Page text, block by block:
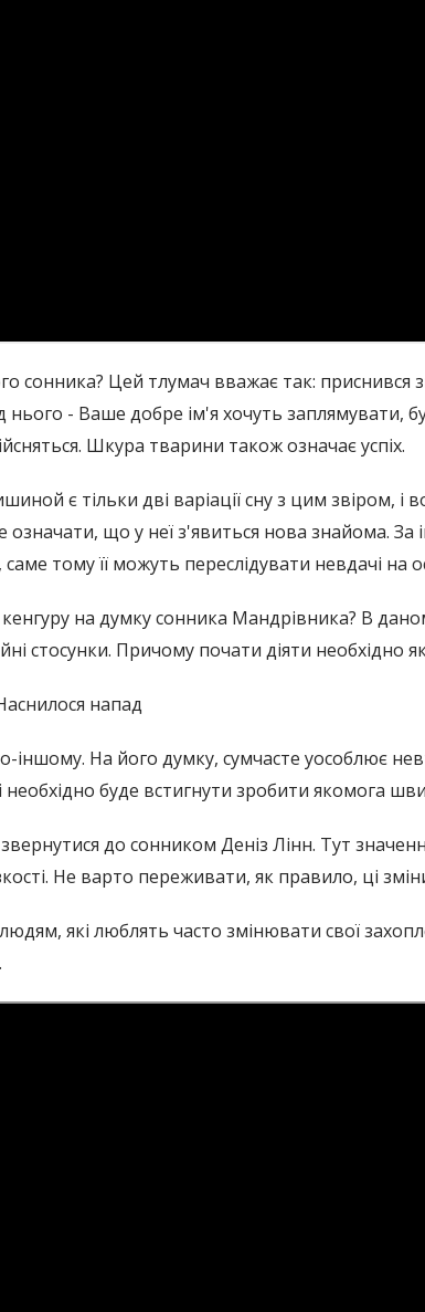
сонника? Цей тлумач вважає так: приснився
нього - Ваше добре ім'я хочуть заплямувати,
Шкура тварини також означає успіх.
є тільки дві варіації сну з цим звіром, і
означати, що у неї з'явиться нова знайома. За
тому її можуть переслідувати невдачі на
на думку сонника Мандрівника? В
стосунки. Причому почати діяти необхідно
напад
На його думку, сумчасте уособлює
необхідно буде встигнути зробити якомога
до сонником Деніз Лінн. Тут
Не варто переживати, як правило, ці
які люблять часто змінювати свої